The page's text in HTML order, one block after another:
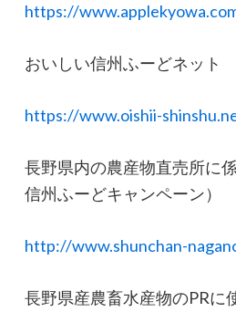
https://
おいしい信州ふーどネット
https://www.oishii-
長野県内の農産物直売所に
信州ふーどキャンペーン）
http://www.shunchan-
長野県産農畜水産物のPRに